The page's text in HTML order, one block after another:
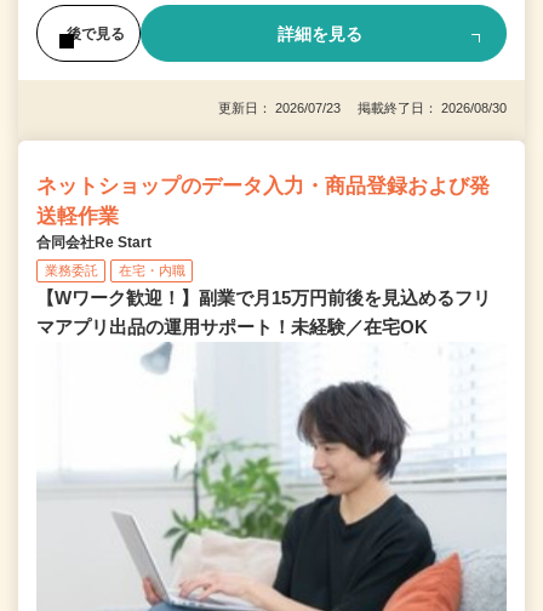
後で見る 詳細を見る
更新日： 2026/07/23 掲載終了日： 2026/08/30
ネットショップのデータ入力・商品登録および発
送軽作業
合同会社Re Start
業務委託 在宅・内職
【Wワーク歓迎！】副業で月15万円前後を見込めるフリ
マアプリ出品の運用サポート！未経験／在宅OK